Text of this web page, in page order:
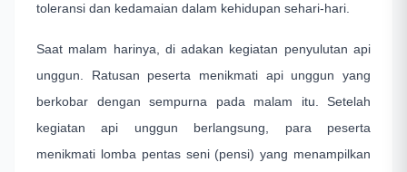
toleransi dan kedamaian dalam kehidupan sehari-hari.
Saat malam harinya, di adakan kegiatan penyulutan api
unggun. Ratusan peserta menikmati api unggun yang
berkobar dengan sempurna pada malam itu. Setelah
kegiatan api unggun berlangsung, para peserta
menikmati lomba pentas seni (pensi) yang menampilkan